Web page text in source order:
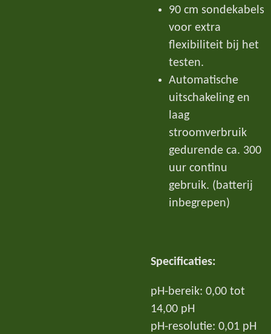
90 cm sondekabels
voor extra
flexibiliteit bij het
testen.
Automatische
uitschakeling en
laag
stroomverbruik
gedurende ca. 300
uur continu
gebruik. (batterij
inbegrepen)
Specificaties:
pH-bereik: 0,00 tot
14,00 pH
pH-resolutie: 0,01 pH